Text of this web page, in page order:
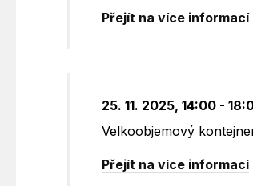
Přejít na více informací
25. 11. 2025, 14:00 -
Velkoobjemový
Přejít na více informací